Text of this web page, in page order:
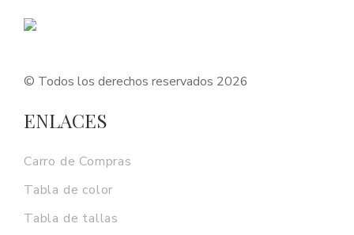
© Todos los derechos reservados 2026
ENLACES
Carro de Compras
Tabla de color
Tabla de tallas